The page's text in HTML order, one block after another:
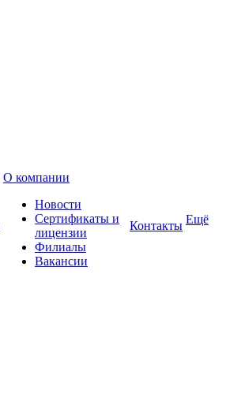
О компании
Новости
Сертификаты и
лицензии
Филиалы
Вакансии
Контакты Ещё